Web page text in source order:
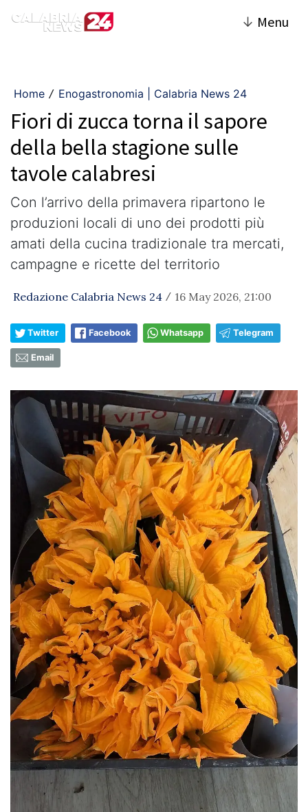
↓ Menu
Home / Enogastronomia | Calabria News 24
Fiori di zucca torna il sapore
della bella stagione sulle
tavole calabresi
Con l’arrivo della primavera ripartono le
produzioni locali di uno dei prodotti più
amati della cucina tradizionale tra mercati,
campagne e ricette del territorio
Redazione Calabria News 24 / 16 May 2026, 21:00
Twitter Facebook Whatsapp Telegram
Email